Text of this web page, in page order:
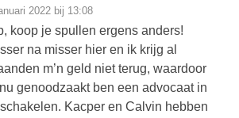
2022 bij 13:08
koop je spullen ergens anders!
na misser hier en ik krijg al
m’n geld niet terug, waardoor
genoodzaakt ben een advocaat in
Kacper en Calvin hebben